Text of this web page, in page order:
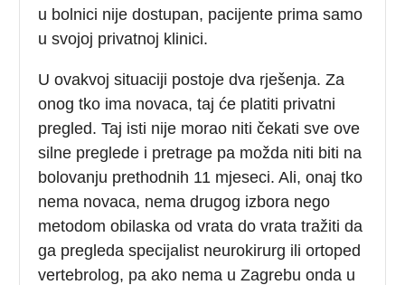
u bolnici nije dostupan, pacijente prima samo
u svojoj privatnoj klinici.
U ovakvoj situaciji postoje dva rješenja. Za
onog tko ima novaca, taj će platiti privatni
pregled. Taj isti nije morao niti čekati sve ove
silne preglede i pretrage pa možda niti biti na
bolovanju prethodnih 11 mjeseci. Ali, onaj tko
nema novaca, nema drugog izbora nego
metodom obilaska od vrata do vrata tražiti da
ga pregleda specijalist neurokirurg ili ortoped
vertebrolog, pa ako nema u Zagrebu onda u